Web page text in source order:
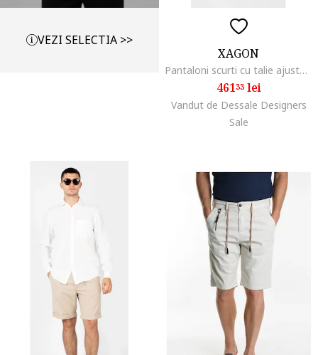
VEZI SELECTIA >>
XAGON
Pantaloni scurti cu talie ajustabila,
46133lei
Vandut de Dessale Designers
Sale